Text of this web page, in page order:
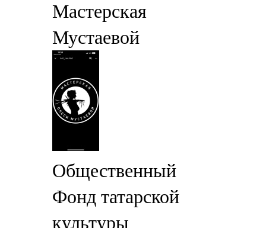
Мастерская
Мустаевой
Общественный
Фонд татарской
культуры